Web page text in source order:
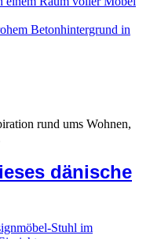
rund ums Wohnen,
dänische